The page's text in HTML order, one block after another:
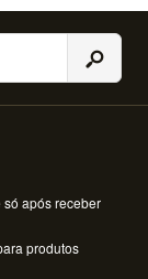
só após receber
produtos